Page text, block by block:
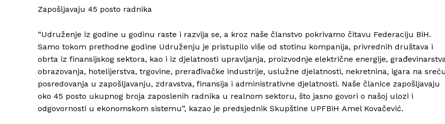
Zapošljavaju 45 posto radnika
“Udruženje iz godine u godinu raste i razvija se, a kroz naše članstvo pokrivamo čitavu Federaciju BiH.
Samo tokom prethodne godine Udruženju je pristupilo više od stotinu kompanija, privrednih društava i
obrta iz finansijskog sektora, kao i iz djelatnosti upravljanja, proizvodnje električne energije,
obrazovanja, hotelijerstva, trgovine, prerađivačke industrije, uslužne djelatnosti, nekretnina, igara na
posredovanja u zapošljavanju, zdravstva, finansija i administrativne djelatnosti. Naše članice zapošljavaju
oko 45 posto ukupnog broja zaposlenih radnika u realnom sektoru, što jasno govori o našoj ulozi i
odgovornosti u ekonomskom sistemu”, kazao je predsjednik Skupštine UPFBiH Amel Kovačević.